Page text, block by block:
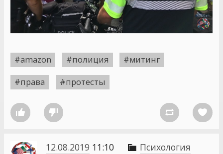
#amazon #полиция
#митинг
#права
#протесты
   
12.08.2019 11:10  Психология